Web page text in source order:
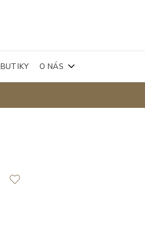
BUTIKY O NÁS